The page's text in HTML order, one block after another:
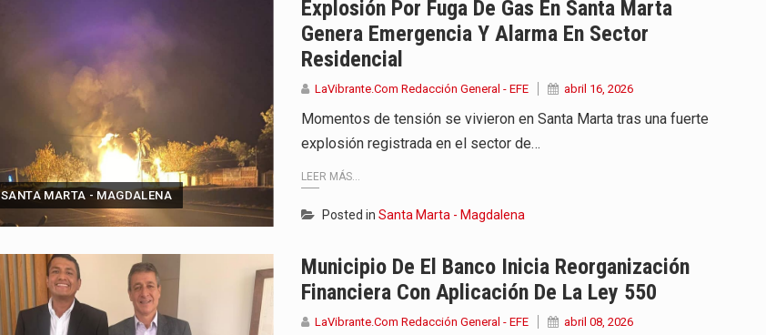
SANTA MARTA - MAGDALENA
Explosión Por Fuga De Gas En Santa Marta
Genera Emergencia Y Alarma En Sector
Residencial
LaVibrante.Com Redacción General - EFE abril 16, 2026
Momentos de tensión se vivieron en Santa Marta tras una fuerte
explosión registrada en el sector de…
LEER MÁS...
Posted in Santa Marta - Magdalena
Municipio De El Banco Inicia Reorganización
Financiera Con Aplicación De La Ley 550
LaVibrante.Com Redacción General - EFE abril 08, 2026